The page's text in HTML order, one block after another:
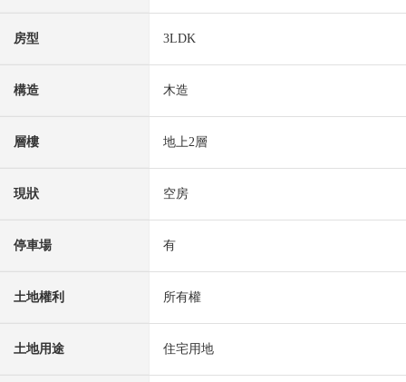
房型 3LDK
構造 木造
層樓 地上2層
現狀 空房
停車場 有
土地權利 所有權
土地用途 住宅用地